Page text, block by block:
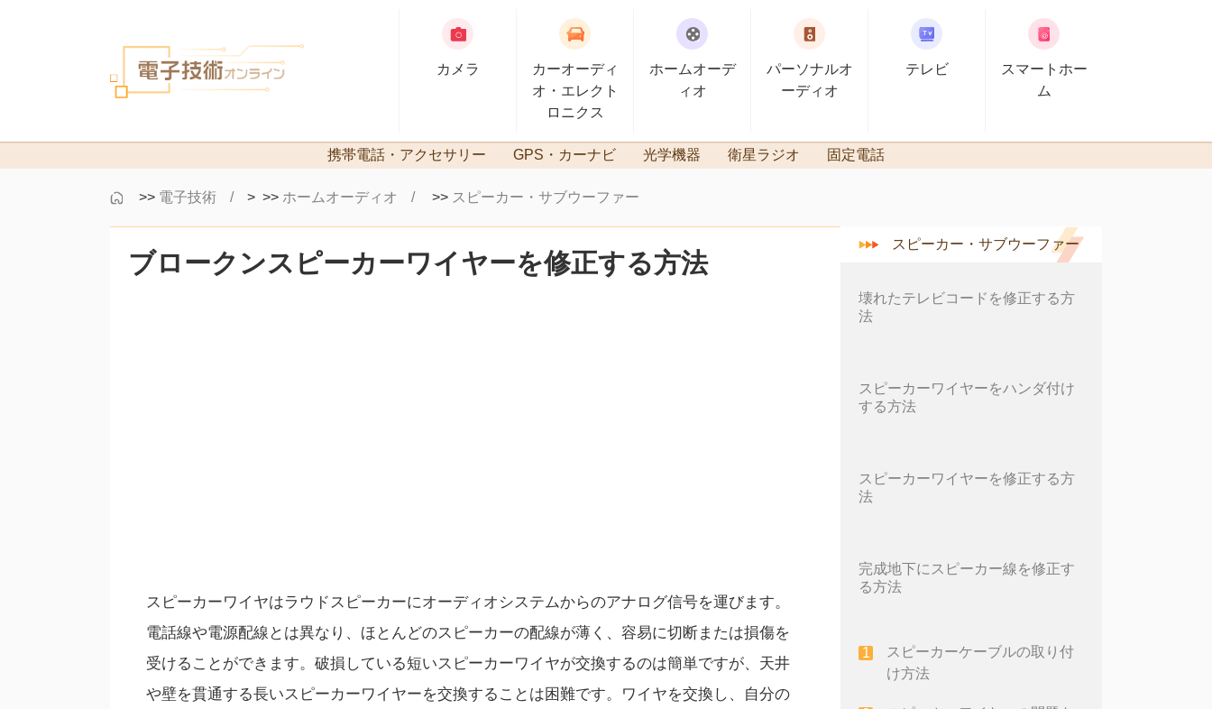
カメラ
カーオーディ
オ・エレクト
ロニクス
ホームオーデ
ィオ
パーソナルオ
ーディオ
テレビ
スマートホー
ム
携帯電話・アクセサリー GPS・カーナビ 光学機器 衛星ラジオ 固定電話
>> 電子技術 > >> ホームオーディオ >> スピーカー・サブウーファー
ブロークンスピーカーワイヤーを修正する方法
スピーカーワイヤはラウドスピーカーにオーディオシステムからのアナログ信号を運びます。
電話線や電源配線とは異なり、ほとんどのスピーカーの配線が薄く、容易に切断または損傷を
受けることができます。破損している短いスピーカーワイヤが交換するのは簡単ですが、天井
や壁を貫通する長いスピーカーワイヤーを交換することは困難です。ワイヤを交換し、自分の
スピーカー・サブウーファー
壊れたテレビコードを修正する方
法
スピーカーワイヤーをハンダ付け
する方法
スピーカーワイヤーを修正する方
法
完成地下にスピーカー線を修正す
る方法
スピーカーケーブルの取り付
け方法